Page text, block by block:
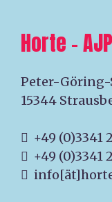
Horte –
Peter-Göring-
15344
+49 (0)3341
+49 (0)3341